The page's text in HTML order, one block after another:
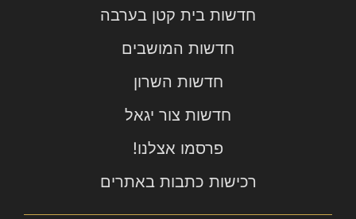
חדשות בית קטן בערבה
חדשות המושבים
חדשות השרון
חדשות צור יגאל
פרסמו אצלנו!
רכישות כתבות באתרים